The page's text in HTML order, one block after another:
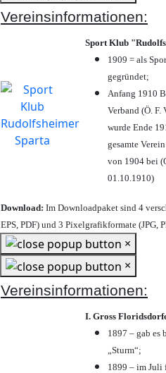
Vereinsinformationen:
Sport Klub
1909 = als
gegründet;
Anfang 1910
Verband (Ö. F.
wurde Ende
gesamte
von 1904 bei
01.10.1910)
Download: Im Downloadpaket sind 4
EPS, PDF) und 3 Pixelgrafikformate (JPG,
×
×
Vereinsinformationen:
I. Gross
1897 – gab es
„Sturm“;
1899 – im Juli